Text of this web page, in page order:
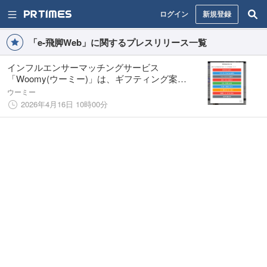
ログイン 新規登録
「e-飛脚Web」に関するプレスリリース一覧
インフルエンサーマッチングサービス
「Woomy(ウーミー)」は、ギフティング案件
における最大のボトルネックであった「商品
発送業務」および「発送後の追跡番号の連
絡」を大幅に軽減する新機能をリリース！
ウーミー
2026年4月16日 10時00分